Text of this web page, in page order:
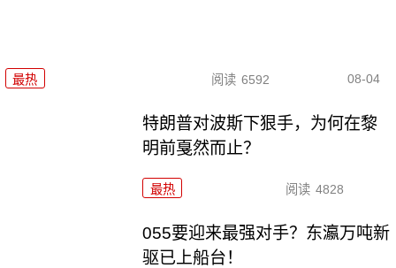
最热 阅读 6592 08-04
特朗普对波斯下狠手，为何在黎
明前戛然而止？
最热 阅读 4828
055要迎来最强对手？东瀛万吨新
驱已上船台！